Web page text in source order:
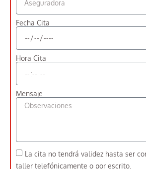
Fecha Cita
Hora Cita
Mensaje
La cita no tendrá validez hasta ser
taller telefónicamente o por escrito.